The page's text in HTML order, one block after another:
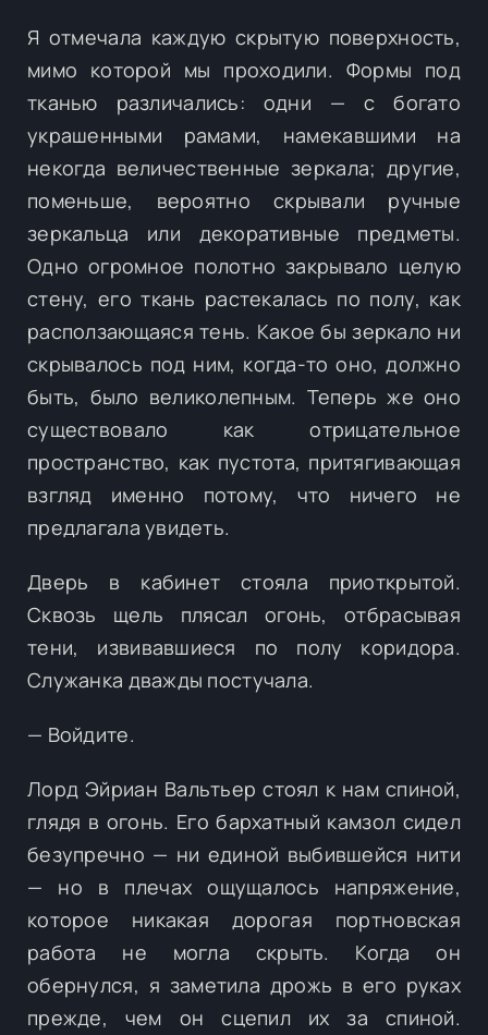
Я отмечала каждую скрытую поверхность,
мимо которой мы проходили. Формы под
тканью различались: одни — с богато
украшенными рамами, намекавшими на
некогда величественные зеркала; другие,
поменьше, вероятно скрывали ручные
зеркальца или декоративные предметы.
Одно огромное полотно закрывало целую
стену, его ткань растекалась по полу, как
расползающаяся тень. Какое бы зеркало ни
скрывалось под ним, когда-то оно, должно
быть, было великолепным. Теперь же оно
существовало как отрицательное
пространство, как пустота, притягивающая
взгляд именно потому, что ничего не
предлагала увидеть.
Дверь в кабинет стояла приоткрытой.
Сквозь щель плясал огонь, отбрасывая
тени, извивавшиеся по полу коридора.
Служанка дважды постучала.
— Войдите.
Лорд Эйриан Вальтьер стоял к нам спиной,
глядя в огонь. Его бархатный камзол сидел
безупречно — ни единой выбившейся нити
— но в плечах ощущалось напряжение,
которое никакая дорогая портновская
работа не могла скрыть. Когда он
обернулся, я заметила дрожь в его руках
прежде, чем он сцепил их за спиной.